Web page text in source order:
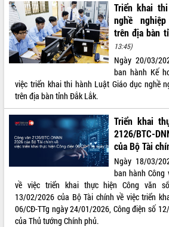
Triển khai
nghề
trên địa bàn
13:45)
Ngày 20/03/
ban hành Kế
việc triển khai thi hành Luật Giáo dục nghề
trên địa bàn tỉnh Đắk Lắk.
Triển khai
2126/BTC-
của Bộ Tài
Ngày 18/03/
ban hành Công
về việc triển khai thực hiện Công văn số
13/02/2026 của Bộ Tài chính về việc triển
06/CĐ-TTg ngày 24/01/2026, Công điện số
của Thủ tướng Chính phủ.